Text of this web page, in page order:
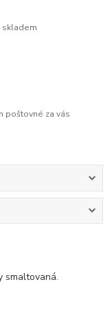
skladem
poštovné za vás
smaltovaná.